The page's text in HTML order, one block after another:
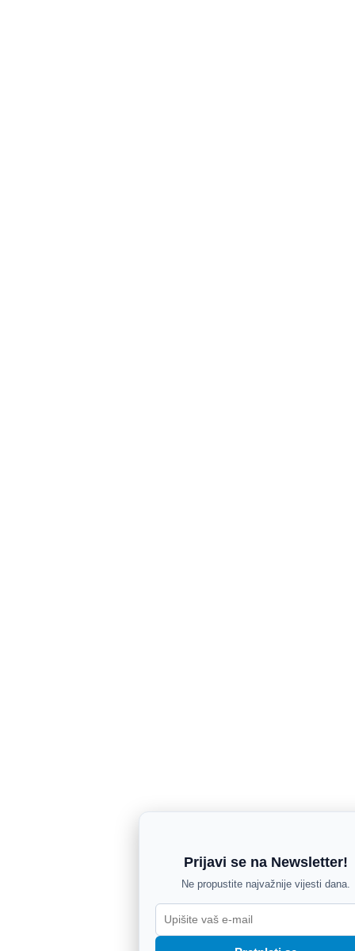
Prijavi se na Newsletter!
Ne propustite najvažnije vijesti dana.